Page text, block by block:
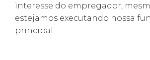
interesse do empregador,
estejamos executando nossa
principal.